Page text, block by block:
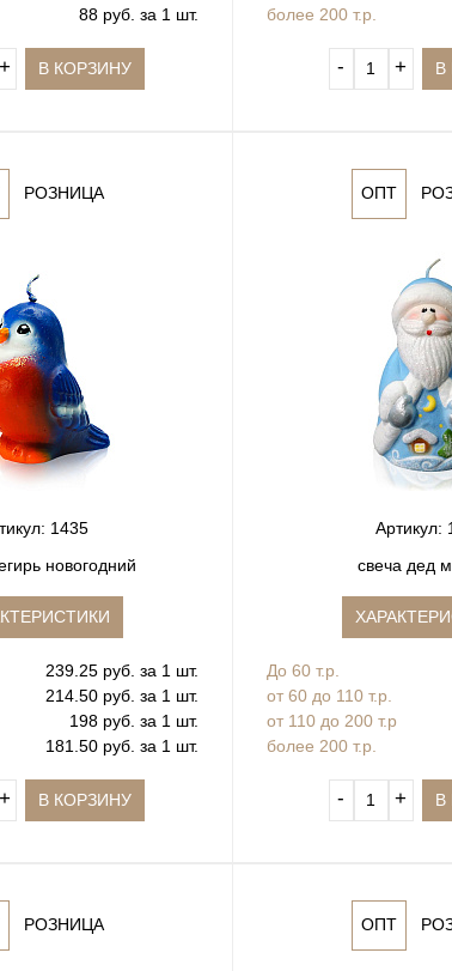
88 руб. за 1 шт.
+ В КОРЗИНУ
более 200 т.р.
‐ + В
РОЗНИЦА
1435
новогодний
239.25 руб. за 1 шт.
214.50 руб. за 1 шт.
198 руб. за 1 шт.
181.50 руб. за 1 шт.
+ В КОРЗИНУ
ОПТ
Артикул:
свеча дед
До 60 т.р.
от 60 до 110 т.р.
от 110 до 200 т.р
более 200 т.р.
‐ + В
РОЗНИЦА ОПТ